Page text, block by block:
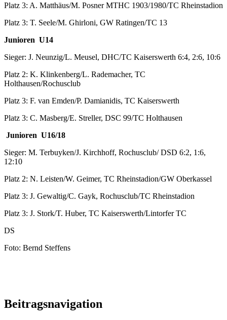
Platz 3: A. Matthäus/M. Posner MTHC 1903/1980/TC Rheinstadion
Platz 3: T. Seele/M. Ghirloni, GW Ratingen/TC 13
Junioren U14
Sieger: J. Neunzig/L. Meusel, DHC/TC Kaiserswerth 6:4, 2:6, 10:6
Platz 2: K. Klinkenberg/L. Rademacher, TC
Holthausen/Rochusclub
Platz 3: F. van Emden/P. Damianidis, TC Kaiserswerth
Platz 3: C. Masberg/E. Streller, DSC 99/TC Holthausen
Junioren U16/18
Sieger: M. Terbuyken/J. Kirchhoff, Rochusclub/ DSD 6:2, 1:6,
12:10
Platz 2: N. Leisten/W. Geimer, TC Rheinstadion/GW Oberkassel
Platz 3: J. Gewaltig/C. Gayk, Rochusclub/TC Rheinstadion
Platz 3: J. Stork/T. Huber, TC Kaiserswerth/Lintorfer TC
DS
Foto: Bernd Steffens
Beitragsnavigation